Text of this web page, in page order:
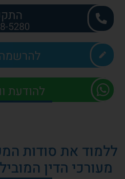
5280
להודעת
ללמוד את סודות
מעורכי הדין